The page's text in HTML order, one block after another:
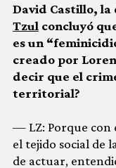
David Castillo, la
Tzul concluyó
es un
creado por
decir que el
territorial?
— LZ: Porque con
el tejido social de
de actuar,